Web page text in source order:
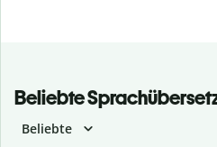
Beliebte
Beliebte